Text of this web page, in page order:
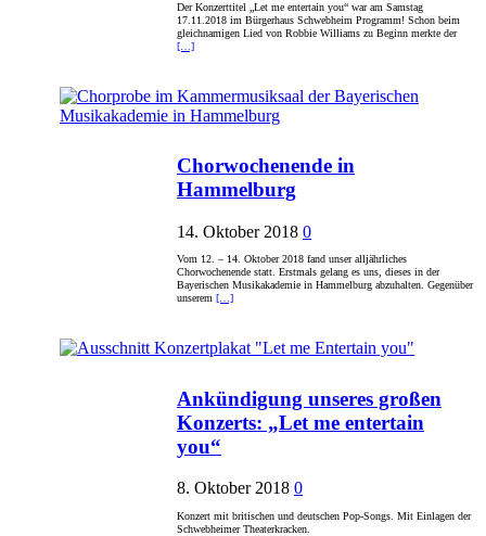
Der Konzerttitel „Let me entertain you“ war am Samstag
17.11.2018 im Bürgerhaus Schwebheim Programm! Schon beim
gleichnamigen Lied von Robbie Williams zu Beginn merkte der
[…]
Chorwochenende in
Hammelburg
14. Oktober 2018 0
Vom 12. – 14. Oktober 2018 fand unser alljährliches
Chorwochenende statt. Erstmals gelang es uns, dieses in der
Bayerischen Musikakademie in Hammelburg abzuhalten. Gegenüber
unserem […]
Ankündigung unseres großen
Konzerts: „Let me entertain
you“
8. Oktober 2018 0
Konzert mit britischen und deutschen Pop-Songs. Mit Einlagen der
Schwebheimer Theaterkracken.